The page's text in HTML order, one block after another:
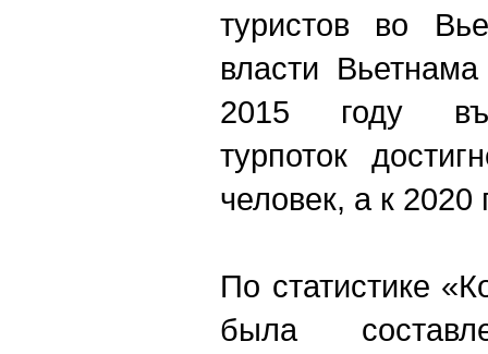
туристов во
власти
2015 году
турпоток
человек, а к
По статистике
была